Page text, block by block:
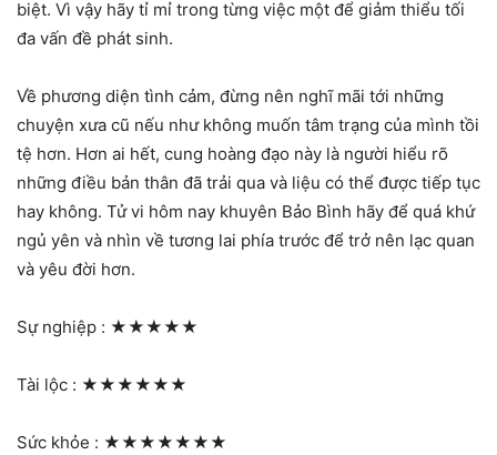
biệt. Vì vậy hãy tỉ mỉ trong từng việc một để giảm thiểu tối
đa vấn đề phát sinh.
Về phương diện tình cảm, đừng nên nghĩ mãi tới những
chuyện xưa cũ nếu như không muốn tâm trạng của mình tồi
tệ hơn. Hơn ai hết, cung hoàng đạo này là người hiểu rõ
những điều bản thân đã trải qua và liệu có thể được tiếp tục
hay không. Tử vi hôm nay khuyên Bảo Bình hãy để quá khứ
ngủ yên và nhìn về tương lai phía trước để trở nên lạc quan
và yêu đời hơn.
Sự nghiệp : ★★★★★
Tài lộc : ★★★★★★
Sức khỏe : ★★★★★★★